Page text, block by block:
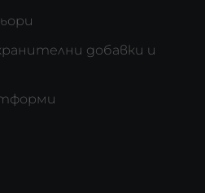
добавки и